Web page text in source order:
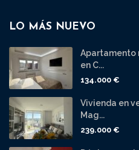
LO MÁS NUEVO
Apartamento
en C...
134.000 €
Vivienda en
Mag...
239.000 €